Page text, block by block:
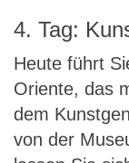
4. Tag:
Heute führt
Oriente, das
dem
von der